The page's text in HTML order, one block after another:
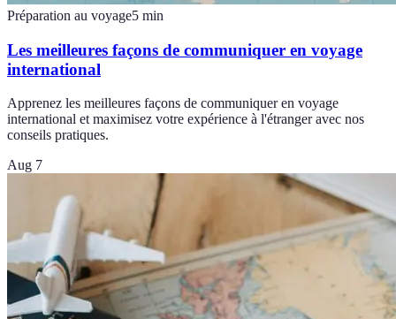
Préparation au voyage5 min
Les meilleures façons de communiquer en voyage
international
Apprenez les meilleures façons de communiquer en voyage
international et maximisez votre expérience à l'étranger avec nos
conseils pratiques.
Aug 7